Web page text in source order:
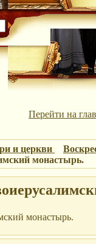
Перейти на
и церкви
монастырь.
монастырь.